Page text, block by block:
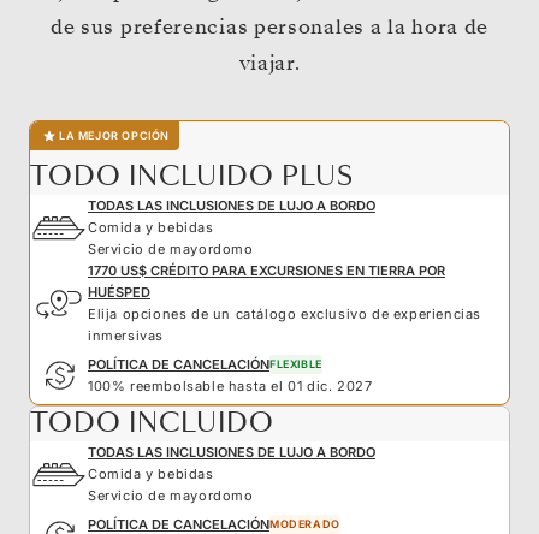
de sus preferencias personales a la hora de
viajar.
LA MEJOR OPCIÓN
TODO INCLUIDO PLUS
TODAS LAS INCLUSIONES DE LUJO A BORDO
Comida y bebidas
Servicio de mayordomo
1770 US$ CRÉDITO PARA EXCURSIONES EN TIERRA POR
HUÉSPED
Elija opciones de un catálogo exclusivo de experiencias
inmersivas
POLÍTICA DE CANCELACIÓNFLEXIBLE
100% reembolsable hasta el 01 dic. 2027
TODO INCLUIDO
TODAS LAS INCLUSIONES DE LUJO A BORDO
Comida y bebidas
Servicio de mayordomo
POLÍTICA DE CANCELACIÓNMODERADO